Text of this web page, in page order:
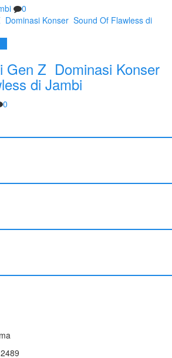
0
Gen Z Dominasi Konser
di Jambi
0